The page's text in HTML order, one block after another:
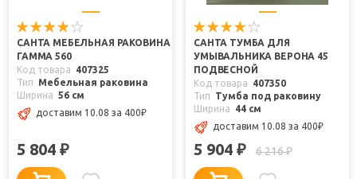
САНТА МЕБЕЛЬНАЯ РАКОВИНА
ГАММА 560
Код товара
407325
Тип
Мебельная раковина
Ширина 56 см
доставим 10.08 за 400₽
5 804 ₽
САНТА ТУМБА ДЛЯ
УМЫВАЛЬНИКА ВЕРОНА 45
ПОДВЕСНОЙ
Код товара
407350
Тип
Тумба под раковину
Ширина
44 см
доставим 10.08 за 400₽
5 904 ₽ 6 216₽